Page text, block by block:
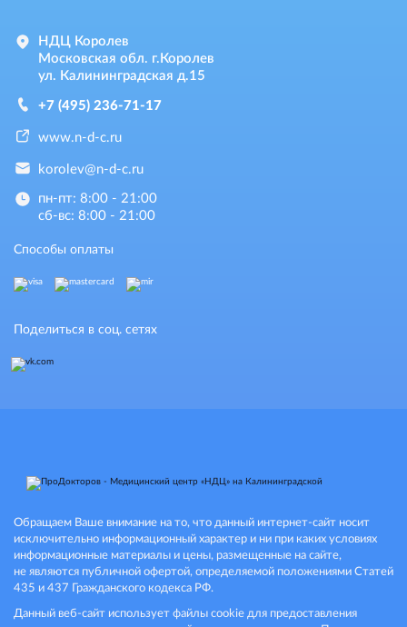
НДЦ Королев
Московская обл. г.Королев
ул. Калининградская д.15
+7 (495) 236-71-17
www.n-d-c.ru
korolev@n-d-c.ru
пн-пт: 8:00 - 21:00
сб-вс: 8:00 - 21:00
Способы оплаты
Поделиться в соц. сетях
Обращаем Ваше внимание на то, что данный интернет-сайт носит
исключительно информационный характер и ни при каких условиях
информационные материалы и цены, размещенные на сайте,
не являются публичной офертой, определяемой положениями Статей
435 и 437 Гражданского кодекса РФ.
Данный веб-сайт использует файлы cookie для предоставления